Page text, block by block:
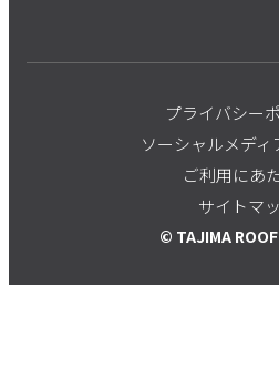
プライバシー
ソーシャルメディ
ご利用にあ
サイトマ
© TAJIMA